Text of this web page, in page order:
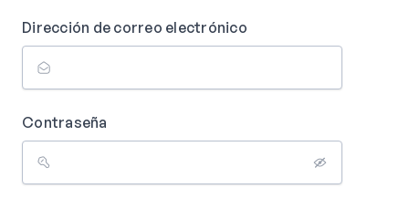
Dirección de correo electrónico
Contraseña